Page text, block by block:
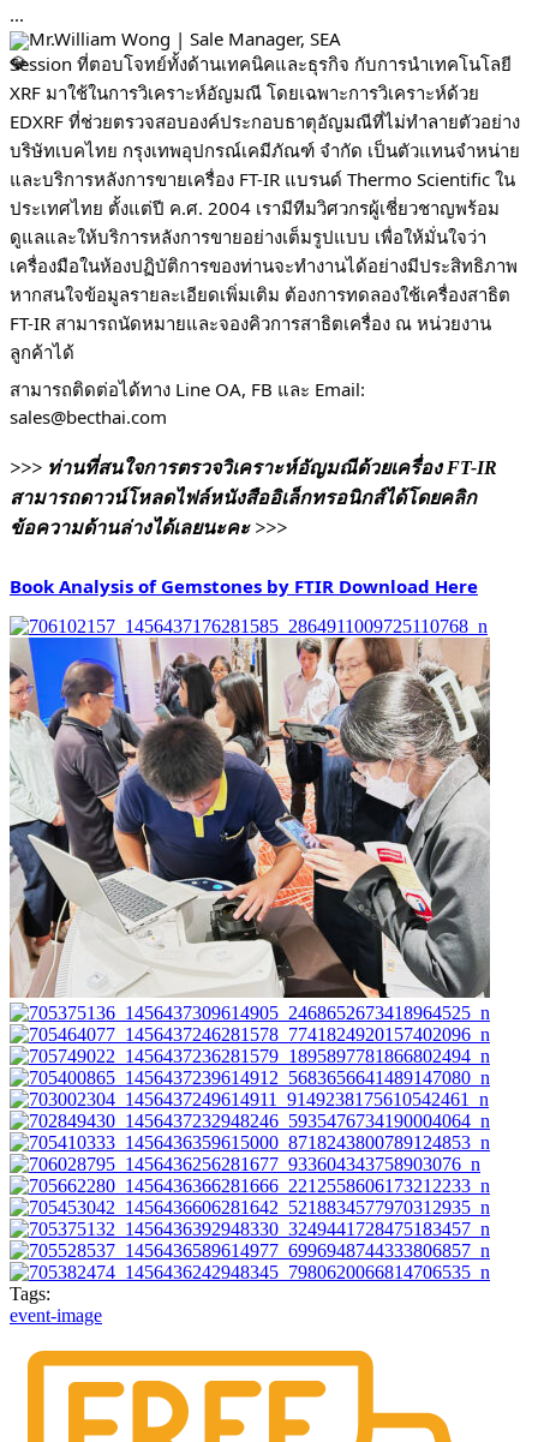
...
Mr.William Wong | Sale Manager, SEA
Session ที่ตอบโจทย์ทั้งด้านเทคนิคและธุรกิจ กับการนำเทคโนโลยี
XRF มาใช้ในการวิเคราะห์อัญมณี โดยเฉพาะการวิเคราะห์ด้วย
EDXRF ที่ช่วยตรวจสอบองค์ประกอบธาตุอัญมณีที่ไม่ทำลายตัวอย่าง
บริษัทเบคไทย กรุงเทพอุปกรณ์เคมีภัณฑ์ จำกัด เป็นตัวแทนจำหน่าย
และบริการหลังการขายเครื่อง FT-IR แบรนด์ Thermo Scientific ใน
ประเทศไทย ตั้งแต่ปี ค.ศ. 2004 เรามีทีมวิศวกรผู้เชี่ยวชาญพร้อม
ดูแลและให้บริการหลังการขายอย่างเต็มรูปแบบ เพื่อให้มั่นใจว่า
เครื่องมือในห้องปฏิบัติการของท่านจะทำงานได้อย่างมีประสิทธิภาพ
หากสนใจข้อมูลรายละเอียดเพิ่มเติม ต้องการทดลองใช้เครื่องสาธิต
FT-IR สามารถนัดหมายและจองคิวการสาธิตเครื่อง ณ หน่วยงาน
ลูกค้าได้
สามารถติดต่อได้ทาง Line OA, FB และ Email:
sales@becthai.com
>>> ท่านที่สนใจการตรวจวิเคราะห์อัญมณีด้วยเครื่อง FT-IR
สามารถดาวน์โหลดไฟล์หนังสืออิเล็กทรอนิกส์ได้โดยคลิก
ข้อความด้านล่างได้เลยนะคะ >>>
Book Analysis of Gemstones by FTIR Download Here
Tags:
event-image